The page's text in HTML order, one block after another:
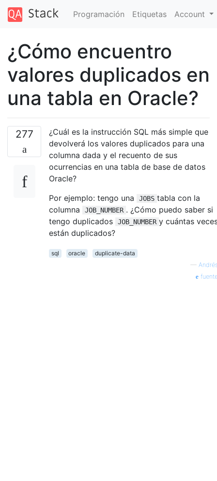
Programación Etiquetas Account
¿Cómo encuentro
valores duplicados en
una tabla en Oracle?
277
¿Cuál es la instrucción SQL más simple que
devolverá los valores duplicados para una
columna dada y el recuento de sus
ocurrencias en una tabla de base de datos
Oracle?
Por ejemplo: tengo una
JOBS tabla con la
columna
JOB_NUMBER . ¿Cómo puedo saber si
tengo duplicados
JOB_NUMBER y cuántas
están duplicados?
sql oracle
duplicate-data
—